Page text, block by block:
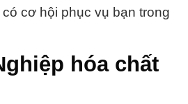
cơ hội phục vụ bạn trong
hóa chất